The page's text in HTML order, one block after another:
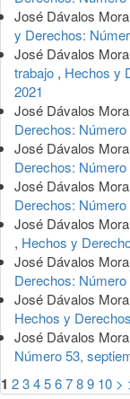
José Dávalos
y Derechos:
José Dávalos
trabajo , Hechos y
2021
José Dávalos
Derechos:
José Dávalos
Derechos:
José Dávalos
Derechos:
José Dávalos
, Hechos y
José Dávalos
Derechos:
José Dávalos
Hechos y
José Dávalos
Número 53,
1 23456789 10 >